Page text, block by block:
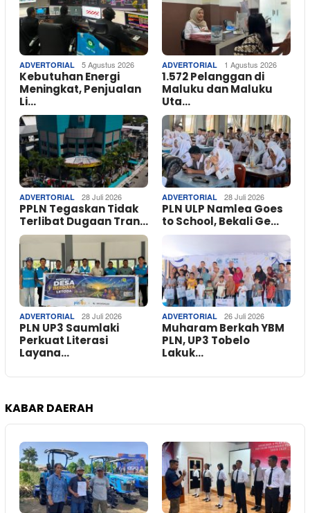
ADVERTORIAL 5 Agustus 2026
Kebutuhan Energi
Meningkat, Penjualan
Li…
ADVERTORIAL 1 Agustus 2026
1.572 Pelanggan di
Maluku dan Maluku
Uta…
ADVERTORIAL 28 Juli 2026
PPLN Tegaskan Tidak
Terlibat Dugaan Tran…
ADVERTORIAL 28 Juli 2026
PLN ULP Namlea Goes
to School, Bekali Ge…
ADVERTORIAL 28 Juli 2026
PLN UP3 Saumlaki
Perkuat Literasi
Layana…
ADVERTORIAL 26 Juli 2026
Muharam Berkah YBM
PLN, UP3 Tobelo
Lakuk…
KABAR DAERAH